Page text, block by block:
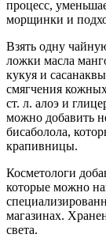
процесс,
морщинки и
Взять одну
ложки масла
кукуя и
смягчения
ст. л. алоэ и
можно добавить
бисаболола,
крапивницы.
Косметологи
которые можно
магазинах.
света.